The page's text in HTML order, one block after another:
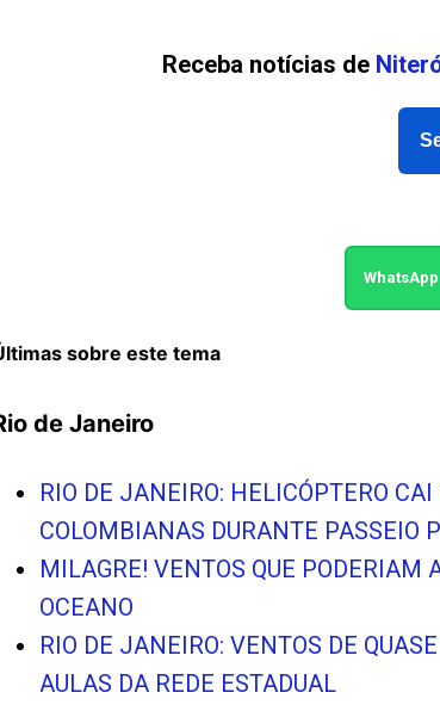
Receba notícias de
WhatsApp
sobre este tema
de Janeiro
RIO DE JANEIRO: HELICÓPTERO
COLOMBIANAS DURANTE PASSEIO
MILAGRE! VENTOS QUE PODERIAM
OCEANO
RIO DE JANEIRO: VENTOS DE
AULAS DA REDE ESTADUAL